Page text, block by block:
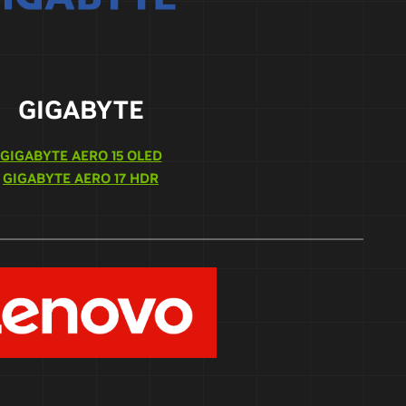
GIGABYTE
GIGABYTE AERO 15 OLED
GIGABYTE AERO 17 HDR